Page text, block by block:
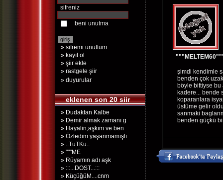
sifreniz
beni unutma
» sifremi unuttum
» kayıt ol
» şiir ekle
» rastgele şiir
» duyurular
eklenen son 20 siir
» Dudaktan Kalbe
» Demir almak zamanı g
» Hayalin,aşkım ve ben
» Özledim yaşanmamışlı
» ..TuTKu..
» """ME
» Rüyamın adı aşk
» :::...DOST...:::
» KüçüğüM....cnm
şimdi kendimle
benden çok
böyle bittiyse bu
kadere... bende
koparanlara
üstüme gelir
sanmaki
benden güçkü